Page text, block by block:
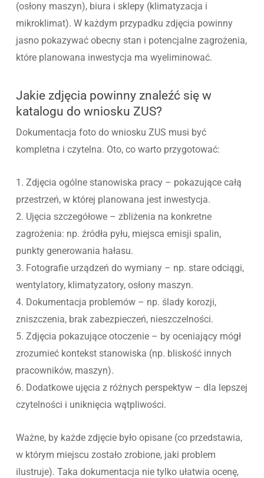
(osłony maszyn), biura i sklepy (klimatyzacja i
mikroklimat). W każdym przypadku zdjęcia powinny
jasno pokazywać obecny stan i potencjalne zagrożenia,
które planowana inwestycja ma wyeliminować.
Jakie zdjęcia powinny znaleźć się w
katalogu do wniosku ZUS?
Dokumentacja foto do wniosku ZUS musi być
kompletna i czytelna. Oto, co warto przygotować:
1. Zdjęcia ogólne stanowiska pracy – pokazujące całą
przestrzeń, w której planowana jest inwestycja.
2. Ujęcia szczegółowe – zbliżenia na konkretne
zagrożenia: np. źródła pyłu, miejsca emisji spalin,
punkty generowania hałasu.
3. Fotografie urządzeń do wymiany – np. stare odciągi,
wentylatory, klimatyzatory, osłony maszyn.
4. Dokumentacja problemów – np. ślady korozji,
zniszczenia, brak zabezpieczeń, nieszczelności.
5. Zdjęcia pokazujące otoczenie – by oceniający mógł
zrozumieć kontekst stanowiska (np. bliskość innych
pracowników, maszyn).
6. Dodatkowe ujęcia z różnych perspektyw – dla lepszej
czytelności i uniknięcia wątpliwości.
Ważne, by każde zdjęcie było opisane (co przedstawia,
w którym miejscu zostało zrobione, jaki problem
ilustruje). Taka dokumentacja nie tylko ułatwia ocenę,